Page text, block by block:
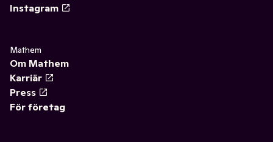
Instagram
Mathem
Om Mathem
Karriär
Press
För företag